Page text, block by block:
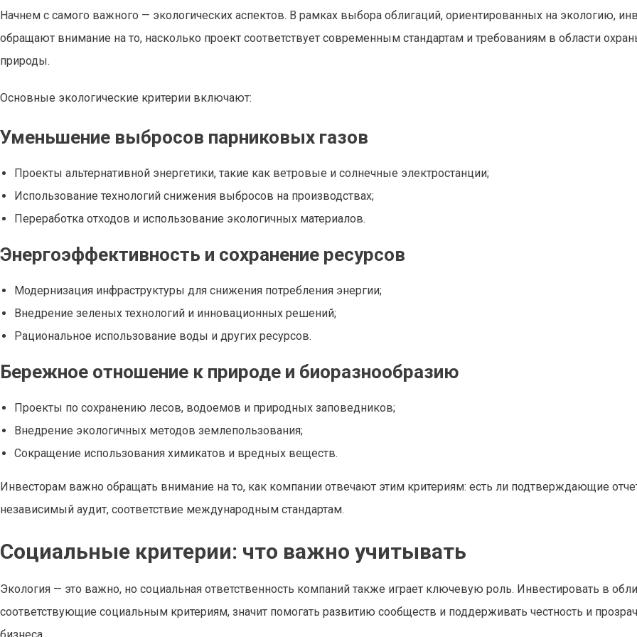
Начнем с самого важного — экологических аспектов. В рамках выбора облигаций, ориентированных на экологию,
обращают внимание на то, насколько проект соответствует современным стандартам и требованиям в области
природы.
Основные экологические критерии включают:
Уменьшение выбросов парниковых газов
Проекты альтернативной энергетики, такие как ветровые и солнечные электростанции;
Использование технологий снижения выбросов на производствах;
Переработка отходов и использование экологичных материалов.
Энергоэффективность и сохранение ресурсов
Модернизация инфраструктуры для снижения потребления энергии;
Внедрение зеленых технологий и инновационных решений;
Рациональное использование воды и других ресурсов.
Бережное отношение к природе и биоразнообразию
Проекты по сохранению лесов, водоемов и природных заповедников;
Внедрение экологичных методов землепользования;
Сокращение использования химикатов и вредных веществ.
Инвесторам важно обращать внимание на то, как компании отвечают этим критериям: есть ли подтверждающие
независимый аудит, соответствие международным стандартам.
Социальные критерии: что важно учитывать
Экология — это важно, но социальная ответственность компаний также играет ключевую роль. Инвестировать в
соответствующие социальным критериям, значит помогать развитию сообществ и поддерживать честность и